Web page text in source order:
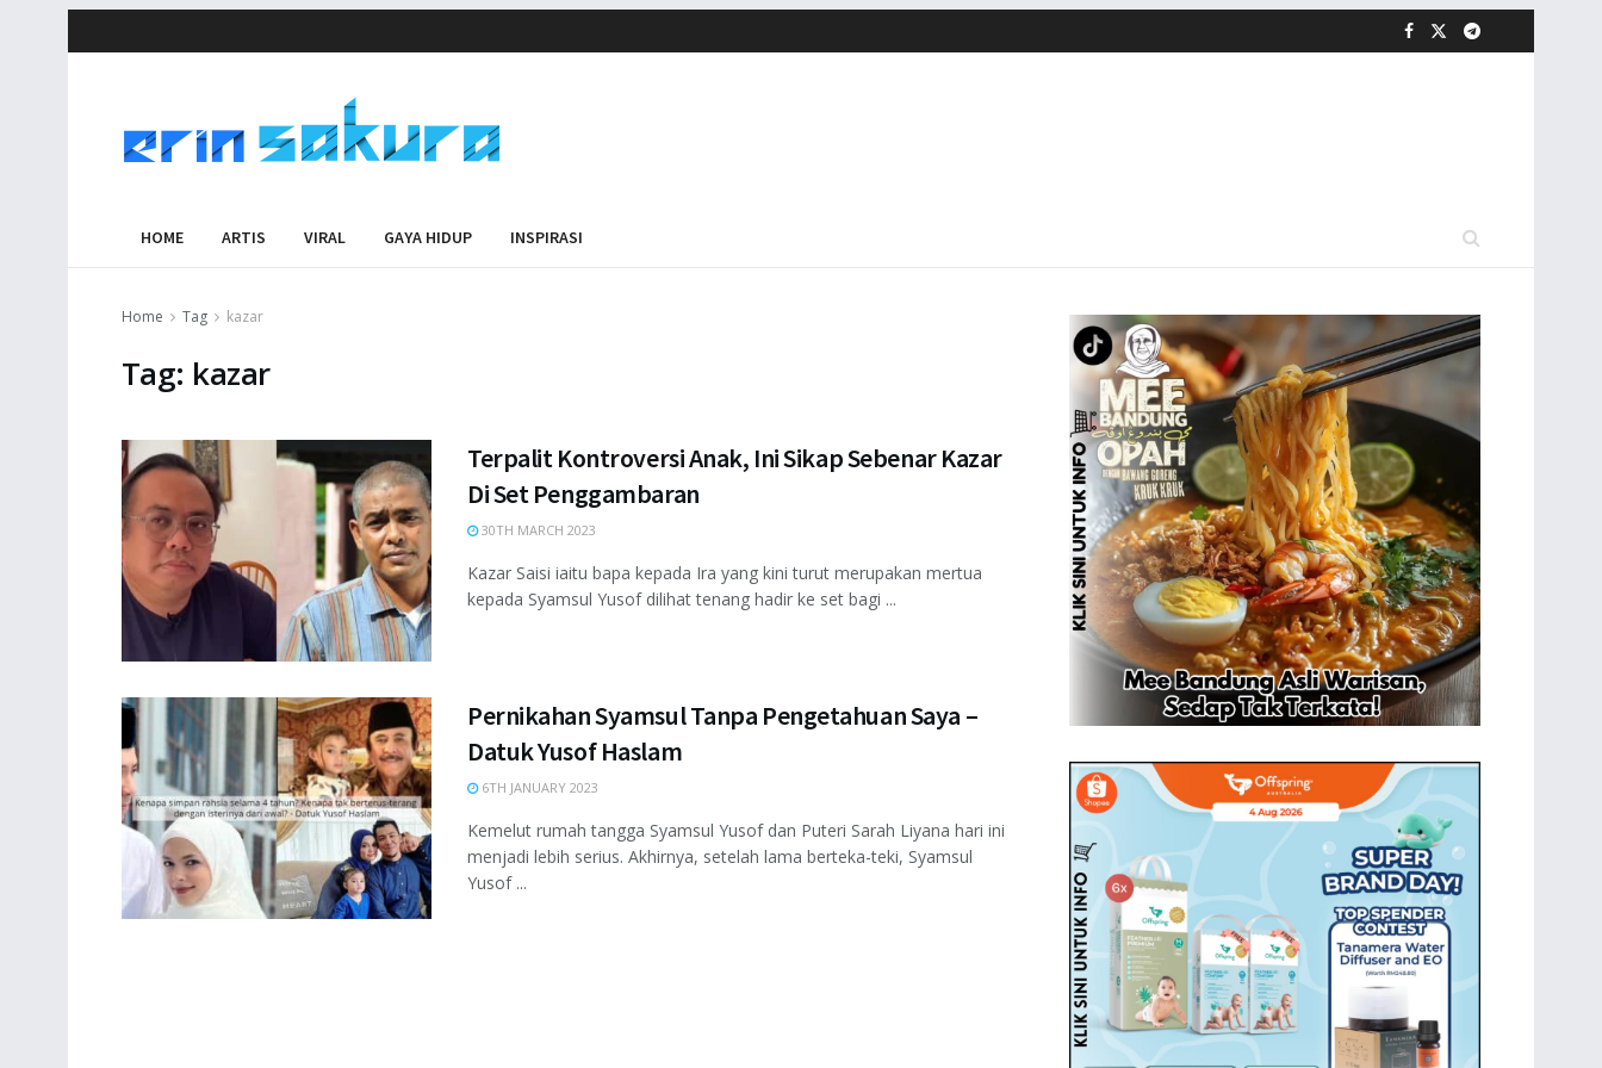
HOME ARTIS VIRAL GAYA HIDUP INSPIRASI
Home Tag kazar
Tag: kazar
Terpalit Kontroversi Anak, Ini Sikap Sebenar Kazar
Di Set Penggambaran
30TH MARCH 2023
Kazar Saisi iaitu bapa kepada Ira yang kini turut merupakan mertua
kepada Syamsul Yusof dilihat tenang hadir ke set bagi ...
Pernikahan Syamsul Tanpa Pengetahuan Saya –
Datuk Yusof Haslam
6TH JANUARY 2023
Kemelut rumah tangga Syamsul Yusof dan Puteri Sarah Liyana hari ini
menjadi lebih serius. Akhirnya, setelah lama berteka-teki, Syamsul
Yusof ...